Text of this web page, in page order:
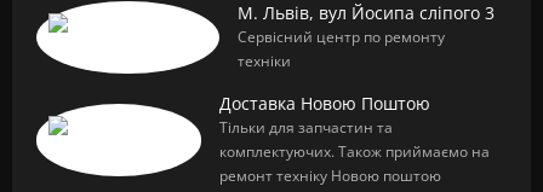
М. Львів, вул Йосипа сліпого 3
Сервісний центр по ремонту
техніки
Доставка Новою Поштою
Тільки для запчастин та
комплектуючих. Також приймаємо на
ремонт техніку Новою поштою